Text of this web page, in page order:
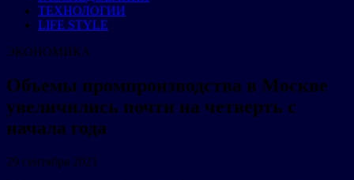
ТЕХНОЛОГИИ
LIFE STYLE
ЭКОНОМИКА
Объемы промпроизводства в Москве
увеличились почти на четверть с
начала года
29 сентября 2021